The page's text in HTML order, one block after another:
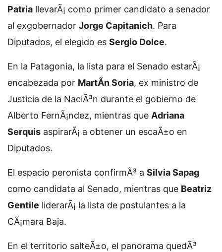
Patria llevarÃ¡ como primer candidato a senador
al exgobernador Jorge Capitanich. Para
Diputados, el elegido es Sergio Dolce.
En la Patagonia, la lista para el Senado estarÃ¡
encabezada por MartÃ­n Soria, ex ministro de
Justicia de la NaciÃ³n durante el gobierno de
Alberto FernÃ¡ndez, mientras que Adriana
Serquis aspirarÃ¡ a obtener un escaÃ±o en
Diputados.
El espacio peronista confirmÃ³ a Silvia Sapag
como candidata al Senado, mientras que Beatriz
Gentile liderarÃ¡ la lista de postulantes a la
CÃ¡mara Baja.
En el territorio salteÃ±o, el panorama quedÃ³